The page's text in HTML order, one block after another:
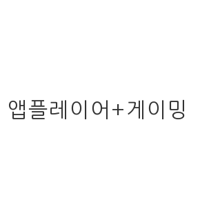
앱플레이어+게이밍